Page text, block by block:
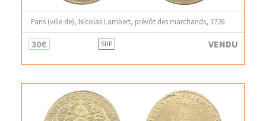
Paris (ville de), Nicolas Lambert, prévôt des marchands, 1726
30€ SUP VENDU